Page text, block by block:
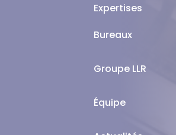
Expertises
Bureaux
Groupe LLR
Équipe